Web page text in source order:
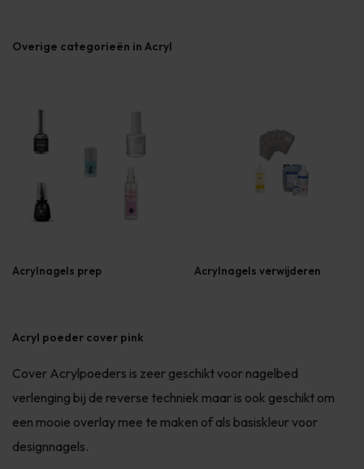
Overige categorieën in Acryl
Acrylnagels prep Acrylnagels verwijderen
Acryl poeder cover pink
Cover Acrylpoeders is zeer geschikt voor nagelbed
verlenging bij de reverse techniek maar is ook geschikt om
een mooie overlay mee te maken of als basiskleur voor
designnagels.